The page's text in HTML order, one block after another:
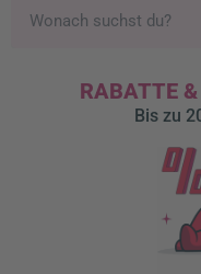
RABATTE
Bis zu